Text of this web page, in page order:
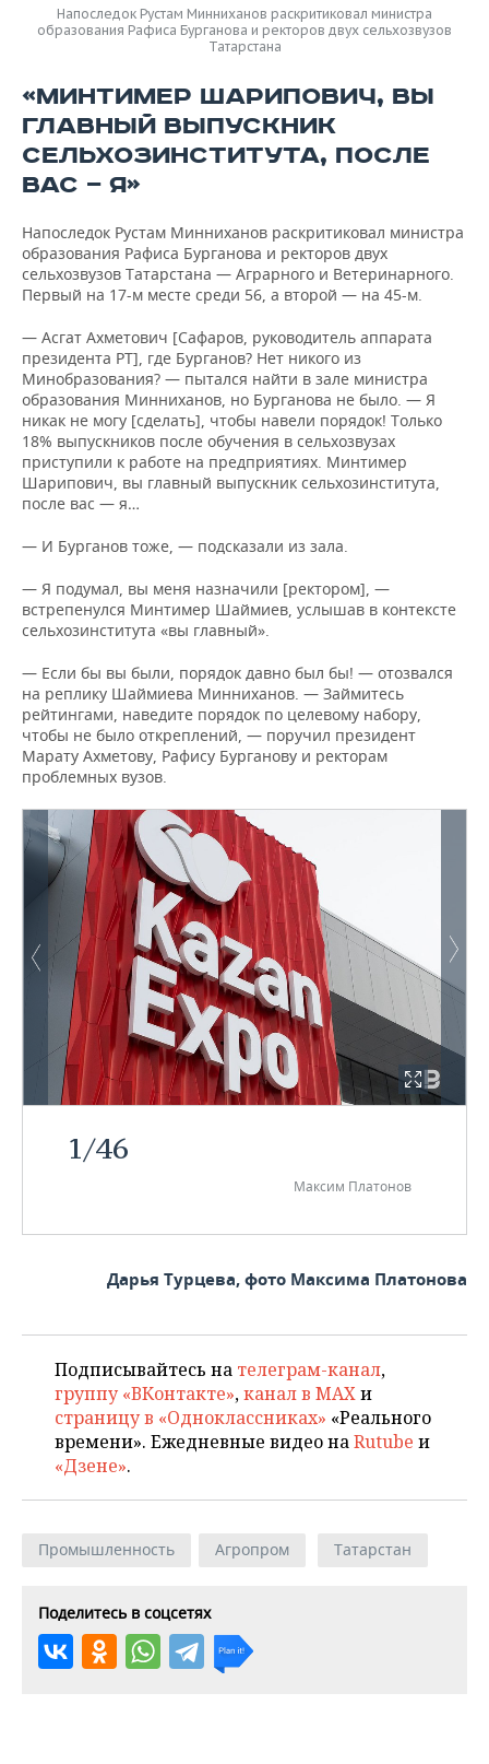
Напоследок Рустам Минниханов раскритиковал министра
образования Рафиса Бурганова и ректоров двух сельхозвузов
Татарстана
«МИНТИМЕР ШАРИПОВИЧ, ВЫ
ГЛАВНЫЙ ВЫПУСКНИК
СЕЛЬХОЗИНСТИТУТА, ПОСЛЕ
ВАС — Я»
Напоследок Рустам Минниханов раскритиковал министра
образования Рафиса Бурганова и ректоров двух
сельхозвузов Татарстана — Аграрного и Ветеринарного.
Первый на 17-м месте среди 56, а второй — на 45-м.
— Асгат Ахметович [Сафаров, руководитель аппарата
президента РТ], где Бурганов? Нет никого из
Минобразования? — пытался найти в зале министра
образования Минниханов, но Бурганова не было. — Я
никак не могу [сделать], чтобы навели порядок! Только
18% выпускников после обучения в сельхозвузах
приступили к работе на предприятиях. Минтимер
Шарипович, вы главный выпускник сельхозинститута,
после вас — я…
— И Бурганов тоже, — подсказали из зала.
— Я подумал, вы меня назначили [ректором], —
встрепенулся Минтимер Шаймиев, услышав в контексте
сельхозинститута «вы главный».
— Если бы вы были, порядок давно был бы! — отозвался
на реплику Шаймиева Минниханов. — Займитесь
рейтингами, наведите порядок по целевому набору,
чтобы не было откреплений, — поручил президент
Марату Ахметову, Рафису Бурганову и ректорам
проблемных вузов.
1/46
Максим Платонов
Дарья Турцева, фото Максима Платонова
Подписывайтесь на телеграм-канал,
группу «ВКонтакте»,канал в MAXи
страницу в «Одноклассниках» «Реального
времени». Ежедневные видео наRutube и
«Дзене».
Промышленность Агропром Татарстан
Поделитесь в соцсетях